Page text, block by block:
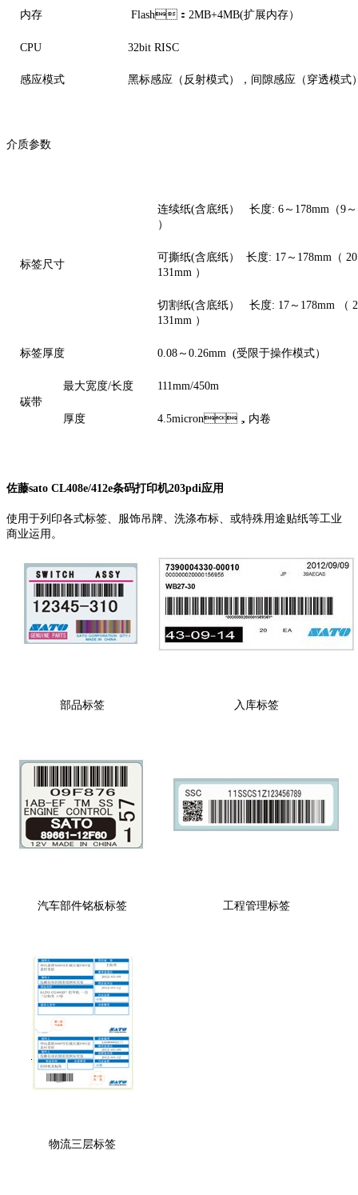
内存 Flash：2MB+4MB(扩展内存）
CPU 32bit RISC
感应模式 黑标感应（反射模式），间隙感应（穿透模式
介质参数
标签尺寸
连续纸(含底纸） 长度: 6～178mm（9～
）
可撕纸(含底纸） 长度: 17～178mm（ 20
131mm ）
切割纸(含底纸） 长度: 17～178mm （ 20
131mm ）
标签厚度 0.08～0.26mm (受限于操作模式）
碳带
最大宽度/长度 111mm/450m
厚度 4.5micron，内卷
佐藤sato CL408e/412e条码打印机203pdi应用
使用于列印各式标签、服饰吊牌、洗涤布标、或特殊用途贴纸等工业
商业运用。
部品标签 入库标签
汽车部件铭板标签 工程管理标签
物流三层标签